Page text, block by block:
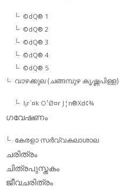
©dQ® 1
©dQ® 2
©dQ® 3
©dQ® 4
©dQ® 5
വാഴക്കുല (ചങ്ങമ്പുഴ കൃഷ്ണപിള്ള)
l¡r´¤k O¹Ø¤r J¦n®Xd¢¾
ഗവേഷണം
കേരളാ സര്‍വ്വകലാശാല
ചരിത്രം
ചിത്രപുസ്തകം
ജീവചരിത്രം